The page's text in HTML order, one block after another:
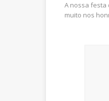
A nossa festa
muito nos